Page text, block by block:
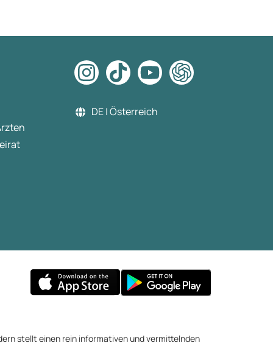
DE | Österreich
stellt einen rein informativen und vermittelnden